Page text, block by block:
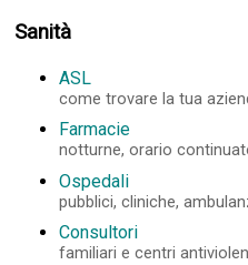
Sanità
ASL
come trovare la tua
Farmacie
notturne, orario
Ospedali
pubblici, cliniche,
Consultori
familiari e centri